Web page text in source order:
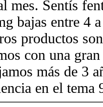
mes. Sentís
bajas entre 4
productos
con una
más de 3
en el tema